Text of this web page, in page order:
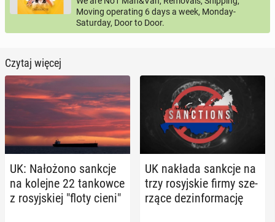
Moving operating 6 days a week, Monday-
Saturday, Door to Door.
Czytaj więcej
UK: Na­ło­żo­no sankcje
na kolejne 22 tan­kow­ce
z ro­syj­skiej "floty cieni"
UK nakłada sankcje na
trzy ro­syj­skie firmy sze­
rzą­ce dez­in­for­ma­cję